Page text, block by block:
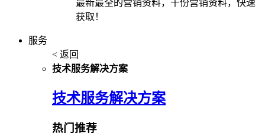
最新最全的营销资料，千份营销资料，快速
获取！
服务
< 返回
技术服务解决方案
技术服务解决方案
热门推荐